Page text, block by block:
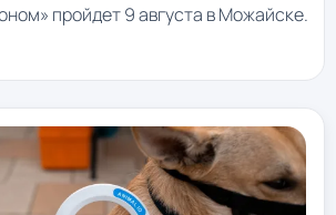
пройдет 9 августа в Можайске.